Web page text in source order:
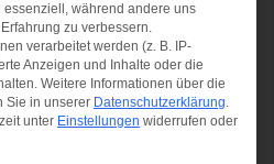
– Braumeister
2019 vor
während andere uns
zu verbessern.
verarbeitet werden (z. B. IP-
Anzeigen und Inhalte oder die
Weitere Informationen über die
Sie in unserer Datenschutzerklärung.
unter Einstellungen widerrufen oder